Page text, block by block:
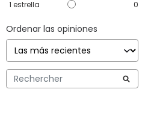
1 estrella 0
Ordenar las opiniones